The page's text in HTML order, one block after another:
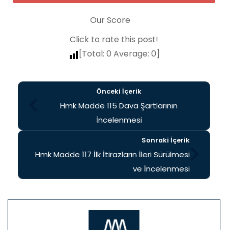
Our Score
Click to rate this post!
[Total: 0 Average: 0]
Önceki İçerik
Hmk Madde 115 Dava Şartlarının
İncelenmesi
Sonraki İçerik
Hmk Madde 117 İlk İtirazların İleri Sürülmesi
ve İncelenmesi